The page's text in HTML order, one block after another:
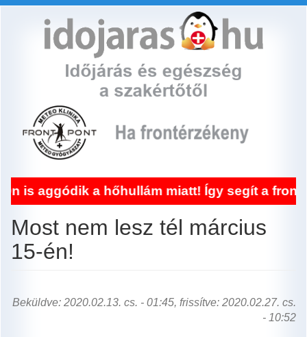
a hőhullám miatt! Így segít a
Most nem lesz tél március
15-én!
Beküldve: 2020.02.13. cs. - 01:45, frissítve: 2020.02.27. cs.
- 10:52